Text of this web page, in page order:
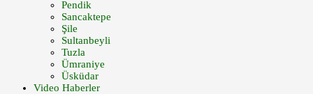
Pendik
Sancaktepe
Şile
Sultanbeyli
Tuzla
Ümraniye
Üsküdar
Video Haberler